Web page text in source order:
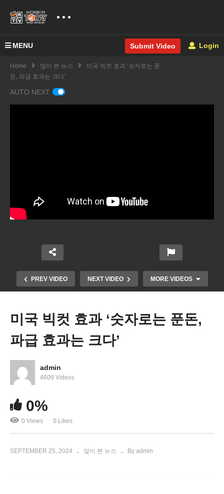
MENU Submit Video Login
Home 많이 본 뉴스
미국 빅컷 효과 ‘숫자로는 푼
돈, 파급 효과는 크다’
AUTO NEXT
PREV VIDEO NEXT VIDEO MORE VIDEOS
야
미국 빅컷 효과 ‘숫자로는 푼돈,
파급 효과는 크다’
admin
4609 Videos
0%
0 Views 0 Likes
SEPTEMBER 25, 2024 많이 본 뉴스 By admin